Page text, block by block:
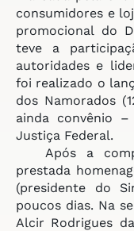
consumidores e
promocional do
teve a
autoridades e
foi realizado o
dos Namorados
ainda convênio
Justiça Federal.
Após a
prestada
(presidente do
poucos dias. Na
Alcir Rodrigues